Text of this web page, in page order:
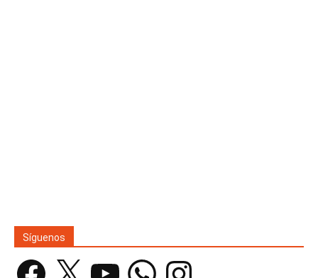
Síguenos
Facebook WhatsAppInstagram